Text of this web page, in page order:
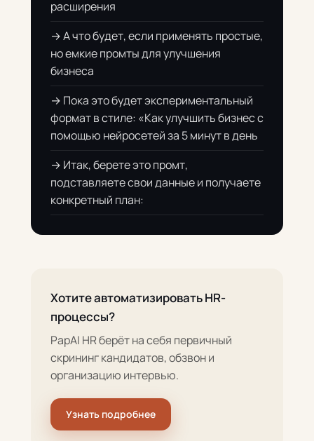
расширения
→ А что будет, если применять простые,
но емкие промты для улучшения
бизнеса
→ Пока это будет экспериментальный
формат в стиле: «Как улучшить бизнес с
помощью нейросетей за 5 минут в день
→ Итак, берете это промт,
подставляете свои данные и получаете
конкретный план:
Хотите автоматизировать HR-
процессы?
PapAI HR берёт на себя первичный
скрининг кандидатов, обзвон и
организацию интервью.
Узнать подробнее